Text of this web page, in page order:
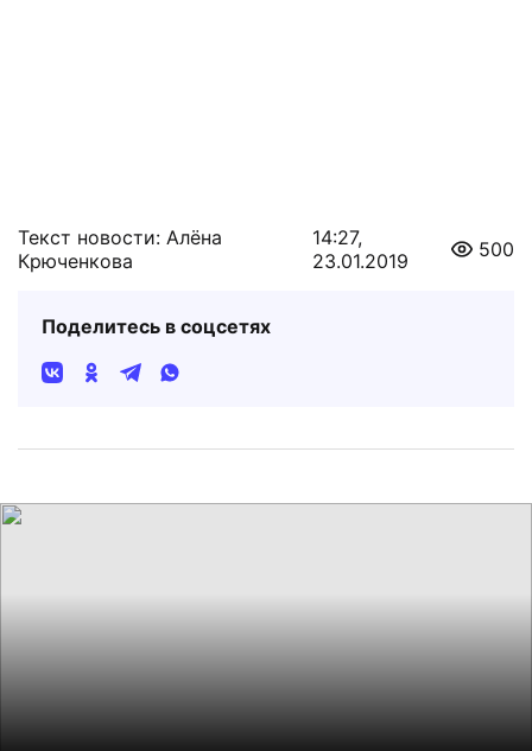
Текст новости: Алёна
Крюченкова
14:27,
23.01.2019
500
Поделитесь в соцсетях